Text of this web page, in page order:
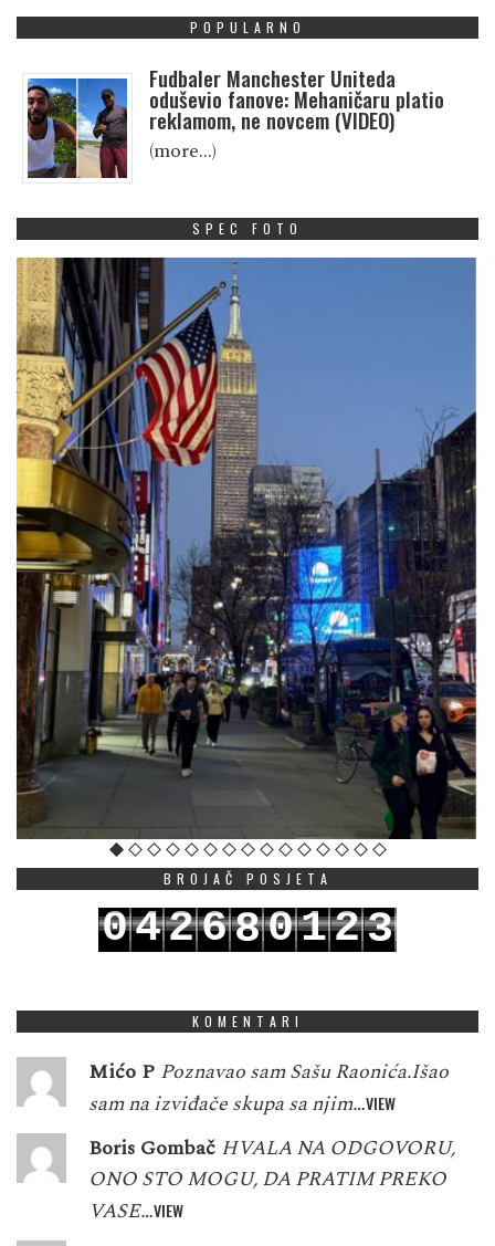
POPULARNO
Fudbaler Manchester Uniteda
oduševio fanove: Mehaničaru platio
reklamom, ne novcem (VIDEO)
(more…)
SPEC FOTO
BROJAČ POSJETA
042680123
KOMENTARI
Mićo P Poznavao sam Sašu Raonića.Išao
sam na izviđače skupa sa njim…VIEW
Boris Gombač HVALA NA ODGOVORU,
ONO STO MOGU, DA PRATIM PREKO
VASE…VIEW